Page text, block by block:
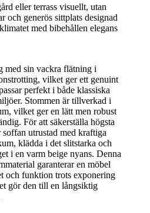
eller terrass visuellt, utan
och generös sittplats designad
med bibehållen elegans
med sin vackra flätning i
vilket ger ett genuint
perfekt i både klassiska
Stommen är tillverkad i
vilket ger en lätt men robust
För att säkerställa högsta
utrustad med kraftiga
klädda i det slitstarka och
i en varm beige nyans. Denna
garanterar en möbel
och funktion trots exponering
gör den till en långsiktig